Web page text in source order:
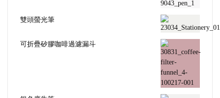
雙頭螢光筆
可折疊矽膠咖啡過濾漏斗